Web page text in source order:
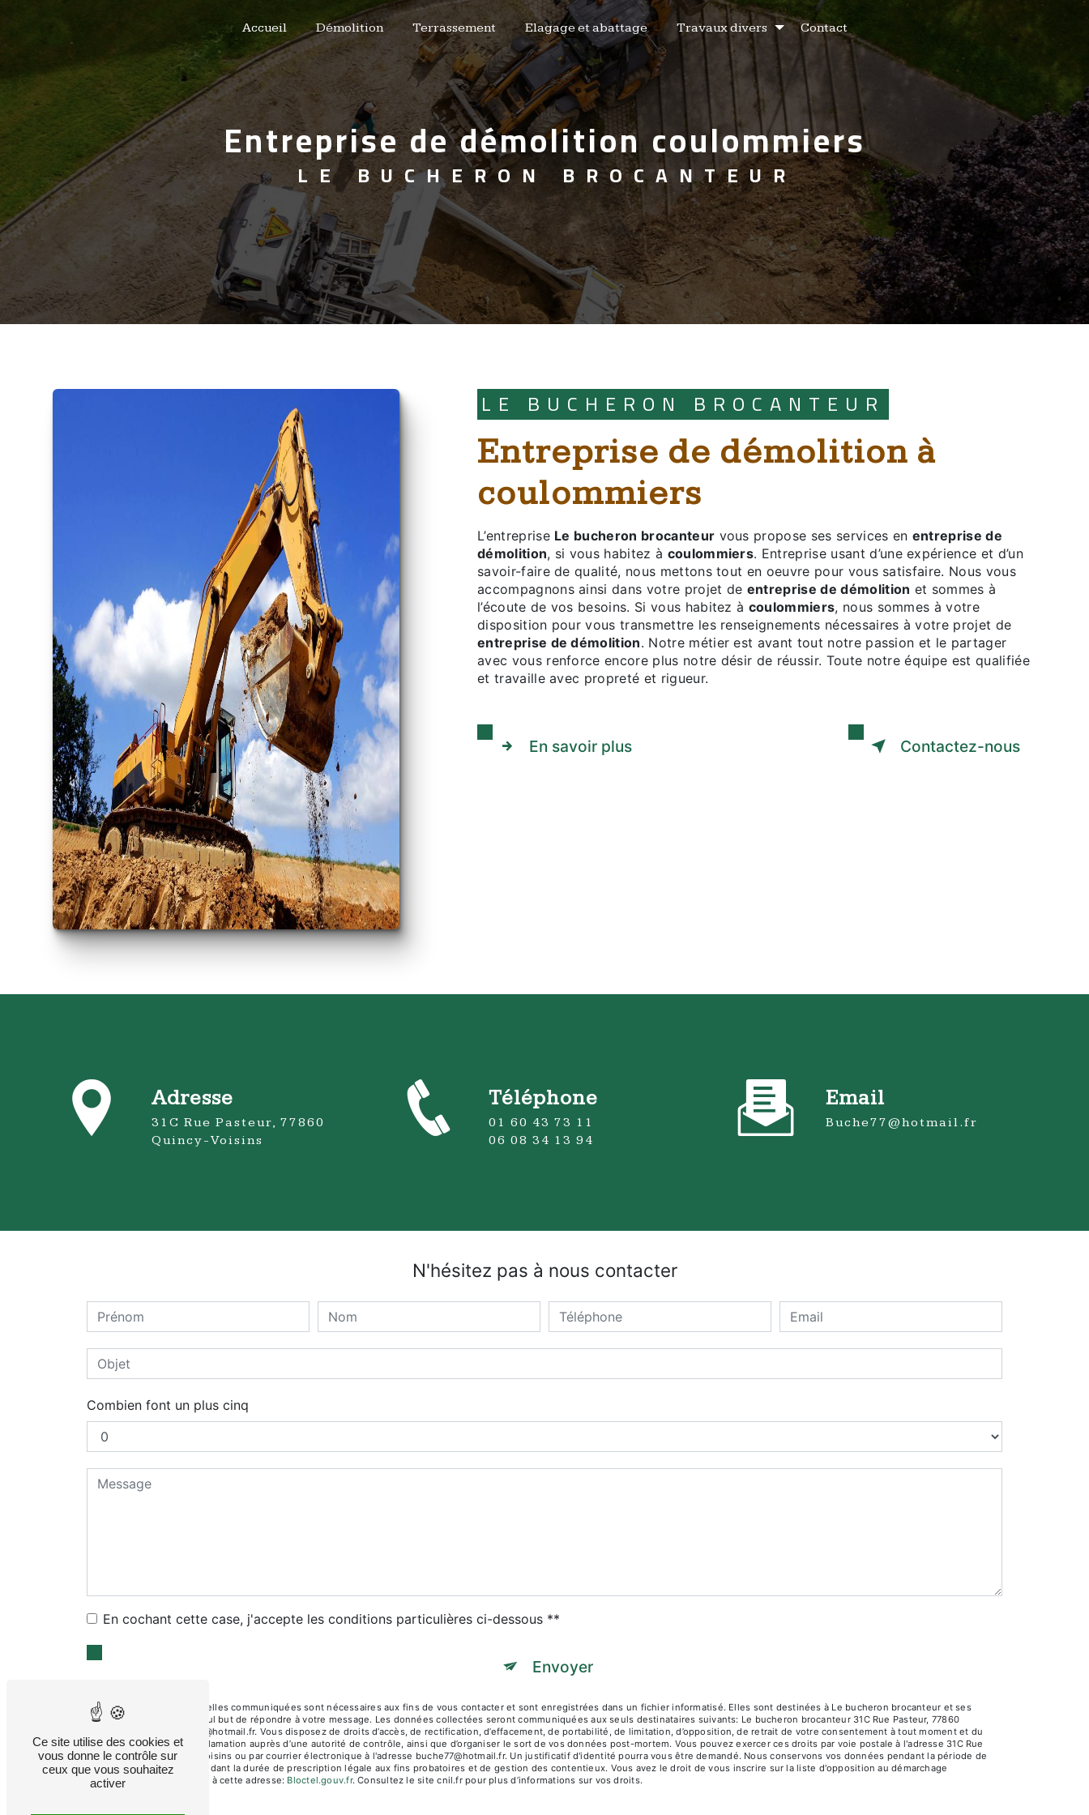
Accueil Démolition Terrassement Elagage et abattage Travaux divers Contact
entreprise de démolition coulommiers
LE BUCHERON BROCANTEUR
LE BUCHERON BROCANTEUR
entreprise de démolition à
coulommiers
L’entreprise Le bucheron brocanteur vous propose ses services en entreprise de
démolition, si vous habitez à coulommiers. Entreprise usant d’une expérience et d’un
savoir-faire de qualité, nous mettons tout en oeuvre pour vous satisfaire. Nous vous
accompagnons ainsi dans votre projet de entreprise de démolition et sommes à
l’écoute de vos besoins. Si vous habitez à coulommiers, nous sommes à votre
disposition pour vous transmettre les renseignements nécessaires à votre projet de
entreprise de démolition. Notre métier est avant tout notre passion et le partager
avec vous renforce encore plus notre désir de réussir. Toute notre équipe est qualifiée
et travaille avec propreté et rigueur.
En savoir plus Contactez-nous
Adresse
31C Rue Pasteur, 77860
Quincy-Voisins
Téléphone
01 60 43 73 11
06 08 34 13 94
Email
buche77@hotmail.fr
N'hésitez pas à nous contacter
Combien font un plus cinq
En cochant cette case, j'accepte les conditions particulières ci-dessous **
Envoyer
** Les données personnelles communiquées sont nécessaires aux fins de vous contacter et sont enregistrées dans un fichier informatisé. Elles sont destinées à Le bucheron brocanteur et ses
sous-traitants dans le seul but de répondre à votre message. Les données collectées seront communiquées aux seuls destinataires suivants: Le bucheron brocanteur 31C Rue Pasteur, 77860
Quincy-Voisins buche77@hotmail.fr. Vous disposez de droits d’accès, de rectification, d’effacement, de portabilité, de limitation, d’opposition, de retrait de votre consentement à tout moment et du
droit d’introduire une réclamation auprès d’une autorité de contrôle, ainsi que d’organiser le sort de vos données post-mortem. Vous pouvez exercer ces droits par voie postale à l'adresse 31C Rue
Pasteur, 77860 Quincy-Voisins ou par courrier électronique à l'adresse buche77@hotmail.fr. Un justificatif d'identité pourra vous être demandé. Nous conservons vos données pendant la période de
prise de contact puis pendant la durée de prescription légale aux fins probatoires et de gestion des contentieux. Vous avez le droit de vous inscrire sur la liste d'opposition au démarchage
téléphonique, disponible à cette adresse:
Bloctel.gouv.fr. Consultez le site cnil.fr pour plus d’informations sur vos droits.
Ce site utilise des cookies et
vous donne le contrôle sur
ceux que vous souhaitez
activer